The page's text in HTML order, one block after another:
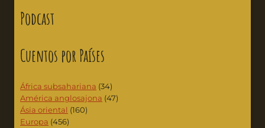
Podcast
Cuentos por Países
África subsahariana (34)
América anglosajona (47)
Ásia oriental (160)
Europa (456)